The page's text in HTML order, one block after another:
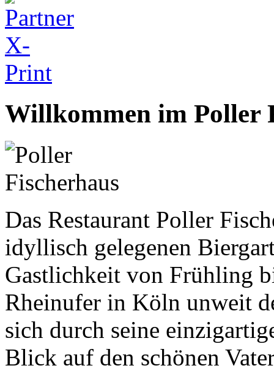
Willkommen im Poller
Das Restaurant Poller
idyllisch gelegenen
Gastlichkeit von Frühling
Rheinufer in Köln unweit
sich durch seine
Blick auf den schönen